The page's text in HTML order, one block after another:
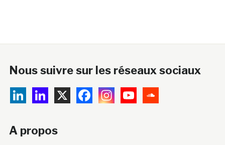
Nous suivre sur les réseaux sociaux
A propos